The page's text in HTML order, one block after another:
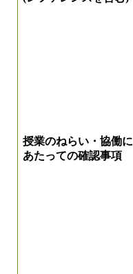
授業のねらい・協働に
あたっての確認事項